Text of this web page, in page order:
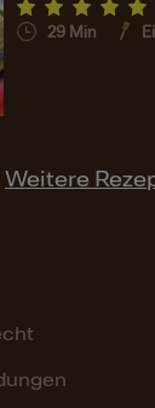
29 Min
Weitere